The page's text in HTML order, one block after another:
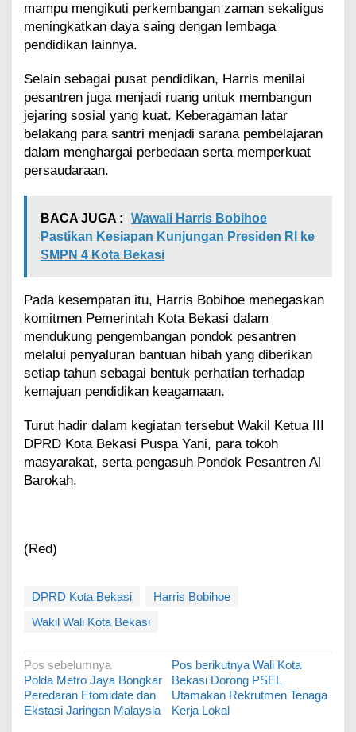
mampu mengikuti perkembangan zaman sekaligus
meningkatkan daya saing dengan lembaga
pendidikan lainnya.
Selain sebagai pusat pendidikan, Harris menilai
pesantren juga menjadi ruang untuk membangun
jejaring sosial yang kuat. Keberagaman latar
belakang para santri menjadi sarana pembelajaran
dalam menghargai perbedaan serta memperkuat
persaudaraan.
BACA JUGA :
Wawali Harris Bobihoe
Pastikan Kesiapan Kunjungan Presiden RI ke
SMPN 4 Kota Bekasi
Pada kesempatan itu, Harris Bobihoe menegaskan
komitmen Pemerintah Kota Bekasi dalam
mendukung pengembangan pondok pesantren
melalui penyaluran bantuan hibah yang diberikan
setiap tahun sebagai bentuk perhatian terhadap
kemajuan pendidikan keagamaan.
Turut hadir dalam kegiatan tersebut Wakil Ketua III
DPRD Kota Bekasi Puspa Yani, para tokoh
masyarakat, serta pengasuh Pondok Pesantren Al
Barokah.
(Red)
DPRD Kota Bekasi
Harris Bobihoe
Wakil Wali Kota Bekasi
N
a
v
Pos sebelumnya
Polda Metro Jaya Bongkar
Peredaran Etomidate dan
Ekstasi Jaringan Malaysia
Pos berikutnya Wali Kota
Bekasi Dorong PSEL
Utamakan Rekrutmen Tenaga
Kerja Lokal